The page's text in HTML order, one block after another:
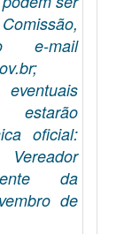
e-mail
estarão
oficial:
da
de